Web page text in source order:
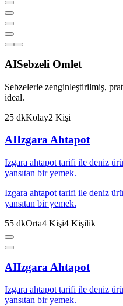
AISebzeli Omlet
Sebzelerle zenginleştirilmiş,
ideal.
25 dkKolay2 Kişi
AIIzgara Ahtapot
Izgara ahtapot tarifi ile deniz
yansıtan bir yemek.
Izgara ahtapot tarifi ile deniz
yansıtan bir yemek.
55 dkOrta4 Kişi4 Kişilik
AIIzgara Ahtapot
Izgara ahtapot tarifi ile deniz
yansıtan bir yemek.